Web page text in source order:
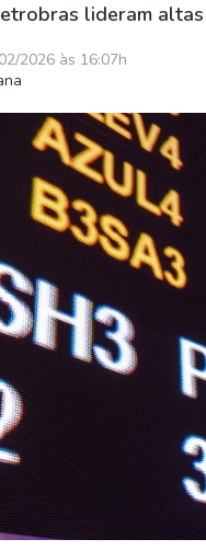
RECR11
HGLG11
XPLG11
KNRI11
KNCR11
lideram
2026 às 16:07h